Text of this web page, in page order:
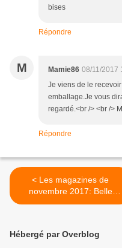
bises
Répondre
M Mamie86 08/11/2017
Je viens de le
emballage.Je vous
regardé.<br /> <br />
Répondre
< Les magazines de
novembre 2017: Belle
mode à coudre 12 (mise à
Hébergé par Overblog